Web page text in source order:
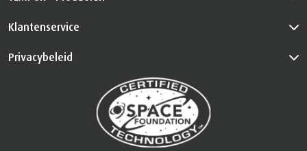
Het Certified Space Technology™handelsmerk wordt onder